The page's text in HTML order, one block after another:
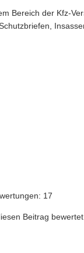
Bereich der Kfz-
17
Beitrag